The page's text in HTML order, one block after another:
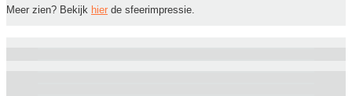
Meer zien? Bekijk hier de sfeerimpressie.